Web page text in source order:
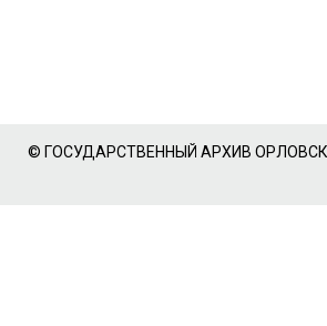
© ГОСУДАРСТВЕННЫЙ АРХИВ